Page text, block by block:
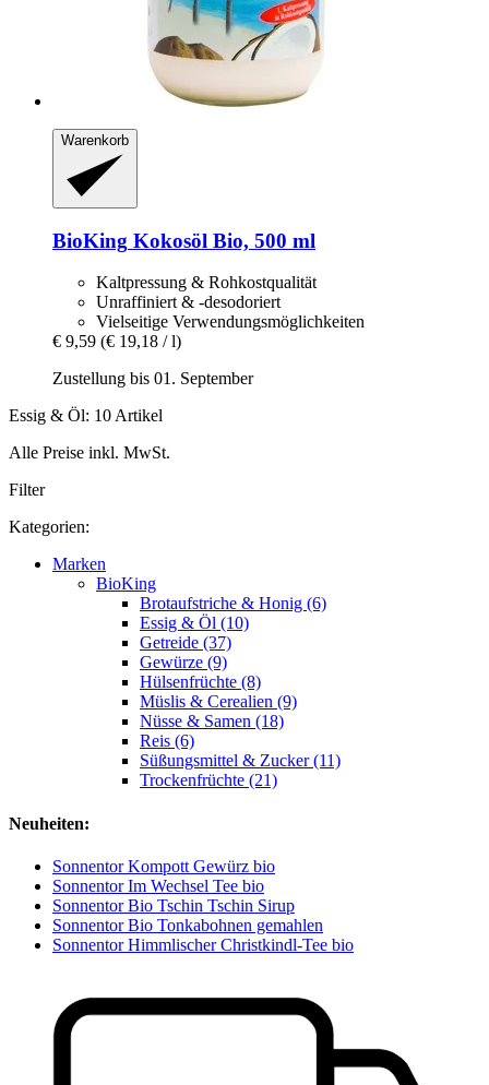
Warenkorb
BioKing Kokosöl Bio, 500 ml
Kaltpressung & Rohkostqualität
Unraffiniert & -desodoriert
Vielseitige Verwendungsmöglichkeiten
€ 9,59 (€ 19,18 / l)
Zustellung bis 01. September
Essig & Öl: 10 Artikel
Alle Preise inkl. MwSt.
Filter
Kategorien:
Marken
BioKing
Brotaufstriche & Honig (6)
Essig & Öl (10)
Getreide (37)
Gewürze (9)
Hülsenfrüchte (8)
Müslis & Cerealien (9)
Nüsse & Samen (18)
Reis (6)
Süßungsmittel & Zucker (11)
Trockenfrüchte (21)
Neuheiten:
Sonnentor Kompott Gewürz bio
Sonnentor Im Wechsel Tee bio
Sonnentor Bio Tschin Tschin Sirup
Sonnentor Bio Tonkabohnen gemahlen
Sonnentor Himmlischer Christkindl-Tee bio